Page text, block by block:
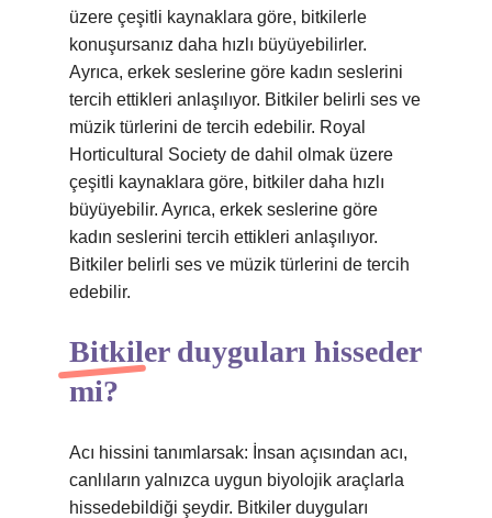
üzere çeşitli kaynaklara göre, bitkilerle
konuşursanız daha hızlı büyüyebilirler.
Ayrıca, erkek seslerine göre kadın seslerini
tercih ettikleri anlaşılıyor. Bitkiler belirli ses ve
müzik türlerini de tercih edebilir. Royal
Horticultural Society de dahil olmak üzere
çeşitli kaynaklara göre, bitkiler daha hızlı
büyüyebilir. Ayrıca, erkek seslerine göre
kadın seslerini tercih ettikleri anlaşılıyor.
Bitkiler belirli ses ve müzik türlerini de tercih
edebilir.
Bitkiler duyguları hisseder
mi?
Acı hissini tanımlarsak: İnsan açısından acı,
canlıların yalnızca uygun biyolojik araçlarla
hissedebildiği şeydir. Bitkiler duyguları